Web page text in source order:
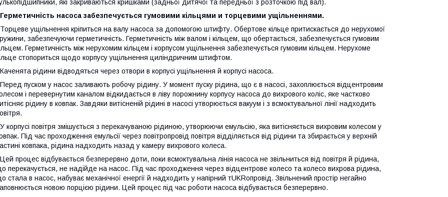
які закриваються кришками (задньої дитячої та передньої з розточкою під вал).
Герметичність насоса забезпечується гумовими кільцями и торцевими ущільненнями.
Торцеве ущільнення кріпиться на валу насоса за допомогою штифту. Обертове кільце притискається до нерухомої
забезпечуючи герметичність. Герметичність між валом і кільцем, що обертається, забезпечується гумовим
Герметичність між нерухомим кільцем і корпусом ущільнення забезпечується гумовим кільцем. Нерухоме
стопориться щодо корпусу ущільнення циліндричним штифтом.
Каченята рідини відводяться через отвори в корпусі ущільнення й корпусі насоса.
Перед пуском у насос заливають робочу рідину. У момент пуску рідина, що є в насосі, захоплюється відцентровим
і перевернутим каналом відкидається в ліву порожнину корпусу насоса до вихрового коліс, яке частково
рідину в ковпак. Завдяки витісненій рідині в насосі утворюється вакуум і з всмоктувальної лінії надходить
У корпусі повітря змішується з перекачуваною рідиною, утворюючи емульсію, яка витісняється вихровим колесом у
Під час проходження емульсії через повітропровід повітря відділяється від рідини та збирається у верхній
ковпака, рідина надходить назад у камеру вихрового колеса.
Цей процес відбувається безперервно доти, поки всмоктувальна лінія насоса не звільниться від повітря й рідина,
перекачується, не надійде на насос. Під час проходження через відцентрове колесо та колесо вихрова рідина,
стала в насос, набуває механічної енергії й надходить у напірний тUKRопровід. Звільнений простір негайно
новою порцією рідини. Цей процес під час роботи насоса відбувається безперервно.